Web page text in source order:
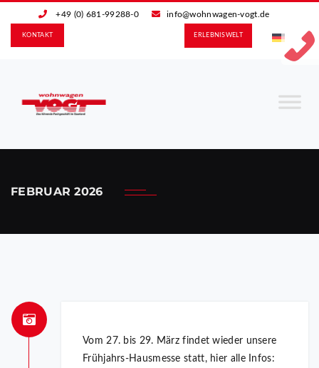
+49 (0) 681-99288-0 info@wohnwagen-vogt.de
ERLEBNIS­WELT
KONTAKT
FEBRUAR 2026
Vom 27. bis 29. März findet wieder unsere
Frühjahrs-Hausmesse statt, hier alle Infos: